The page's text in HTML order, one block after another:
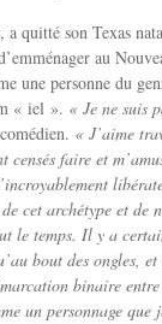
a quitté son Texas
au
une personne du
« iel ». « Je ne suis
« J’aime
censés faire et
cet archétype et de
le temps. Il y a
bout des ongles,
binaire entre
un personnage